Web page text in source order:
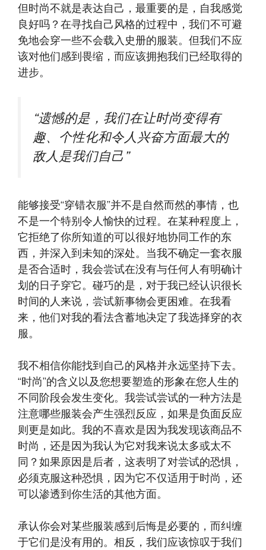
但时尚不就是表达自己，最重要的是，自我感觉
良好吗？在寻找自己风格的过程中，我们不可避
免地会穿一些不会载入史册的服装。但我们不应
该对他们感到畏缩，而应该拥抱我们已经取得的
进步。
“遗憾的是，我们在让时尚变得有
趣、个性化和令人兴奋方面最大的
敌人是我们自己”
能够接受“穿错衣服”并不是自然而然的事情，也
不是一个特别令人愉快的过程。在某种程度上，
它拒绝了你所知道的可以很好地协同工作的东
西，并深入到未知的深处。当我不确定一套衣服
是否合适时，我会尝试在没有与任何人有明确计
划的日子穿它。碰巧的是，对于我已经认识很长
时间的人来说，尝试新事物会更困难。在我看
来，他们对我的看法含蓄地决定了我选择穿的衣
服。
我不相信你能找到自己的风格并永远坚持下去。
“时尚”的含义以及您想要塑造的形象在您人生的
不同阶段会发生变化。我尝试尝试的一种方法是
注意哪些服装会产生强烈反应，如果是负面反应
则更是如此。我的不喜欢是因为我发现该商品不
时尚，还是因为我认为它对我来说太多或太不
同？如果原因是后者，这表明了对尝试的恐惧，
必须克服这种恐惧，因为它不仅适用于时尚，还
可以渗透到你生活的其他方面。
承认你会对某些服装感到后悔是必要的，而纠缠
于它们是没有用的。相反，我们应该惊叹于我们